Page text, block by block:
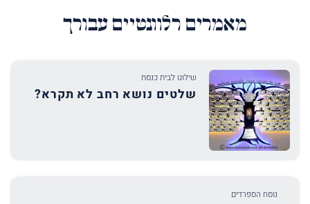
מאמרים רלוונטיים עבורך
שילוט לבית כנסת
שלטים נושא רחב לא תקרא?
נוסח הספרדים